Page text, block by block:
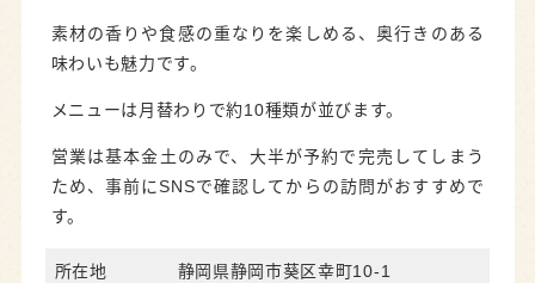
素材の香りや食感の重なりを楽しめる、奥行きのある
味わいも魅力です。
メニューは月替わりで約10種類が並びます。
営業は基本金土のみで、大半が予約で完売してしまう
ため、事前にSNSで確認してからの訪問がおすすめで
す。
所在地 静岡県静岡市葵区幸町10-1